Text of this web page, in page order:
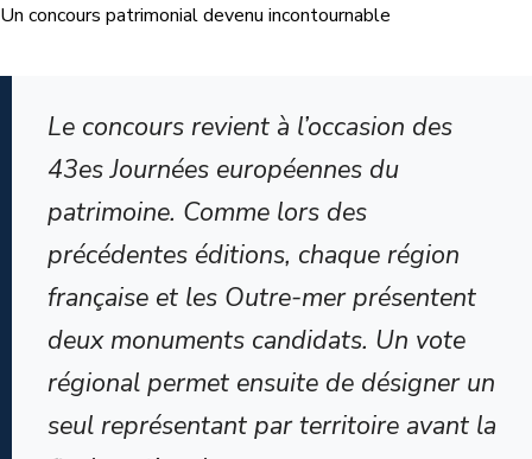
Un concours patrimonial devenu incontournable
Le concours revient à l’occasion des
43es Journées européennes du
patrimoine. Comme lors des
précédentes éditions, chaque région
française et les Outre-mer présentent
deux monuments candidats. Un vote
régional permet ensuite de désigner un
seul représentant par territoire avant la